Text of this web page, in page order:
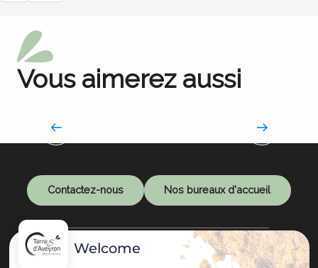
Vous aimerez aussi
Contactez-nous Nos bureaux d'accueil
Restons connectés
Welcome